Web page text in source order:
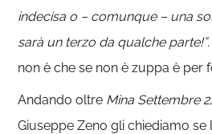
indecisa o – comunque – una
sarà un terzo da qualche parte!”
non è che se non è zuppa è per
Andando oltre Mina Settembre 2
Giuseppe Zeno gli chiediamo se